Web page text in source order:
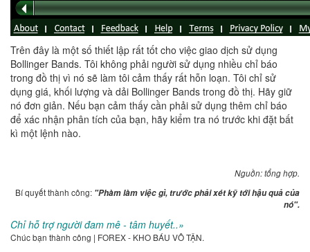
Trên đây là một số thiết lập rất tốt cho việc giao dịch sử dụng
Bollinger Bands. Tôi không phải người sử dụng nhiều chỉ báo
trong đồ thị vì nó sẽ làm tôi cảm thấy rất hỗn loạn. Tôi chỉ sử
dụng giá, khối lượng và dải Bollinger Bands trong đồ thị. Hãy giữ
nó đơn giản. Nếu bạn cảm thấy cần phải sử dụng thêm chỉ báo
để xác nhận phân tích của bạn, hãy kiểm tra nó trước khi đặt bất
kì một lệnh nào.
Nguồn: tổng hợp.
Bí quyết thành công: "Phàm làm việc gì, trước phải xét kỹ tới hậu quả của
nó".
Chỉ hỗ trợ người đam mê - tâm huyết..»
Chúc bạn thành công | FOREX - KHO BÁU VÔ TẬN.